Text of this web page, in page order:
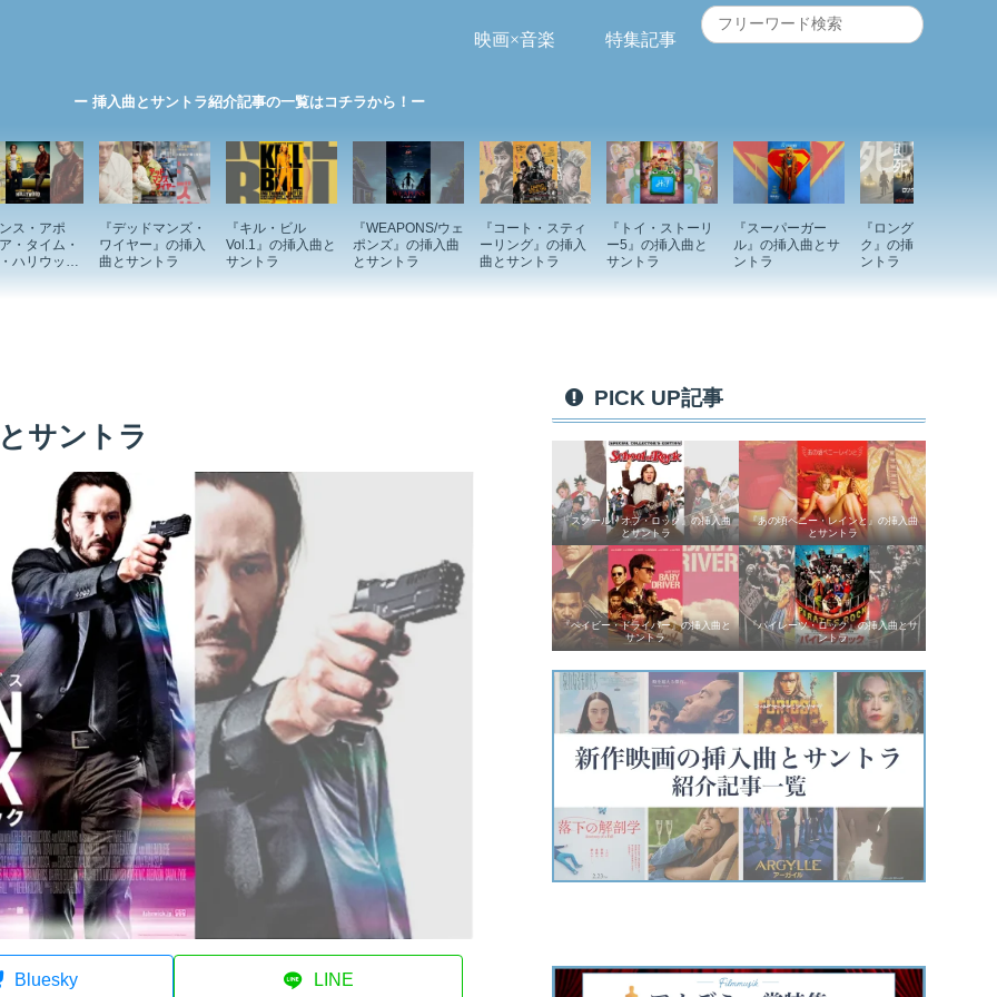
映画×音楽 特集記事
ー 挿入曲とサントラ紹介記事の一覧はコチラから！ー
ス・アポ
・タイム・
ハリウッ
『デッドマンズ・
ワイヤー』の挿入
曲とサントラ
『キル・ビル
Vol.1』の挿入曲と
サントラ
『WEAPONS/ウェ
ポンズ』の挿入曲
とサントラ
『コート・スティ
ーリング』の挿入
曲とサントラ
『トイ・ストーリ
ー5』の挿入曲と
サントラ
『スーパーガー
ル』の挿入曲とサ
ントラ
『ロングウォー
ク』の挿入曲とサ
ントラ
サントラ
Bluesky LINE
PICK UP記事
『スクール・オブ・ロック』の挿入曲
とサントラ
『あの頃ペニー・レインと』の挿入曲
とサントラ
『ベイビー・ドライバー』の挿入曲と
サントラ
『パイレーツ・ロック』の挿入曲とサ
ントラ